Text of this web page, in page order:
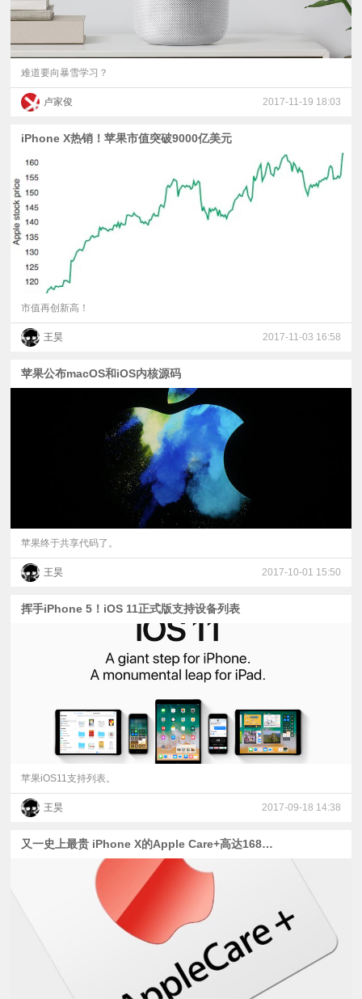
难道要向暴雪学习？
卢家俊 2017-11-19 18:03
iPhone X热销！苹果市值突破9000亿美元
市值再创新高！
王昊 2017-11-03 16:58
苹果公布macOS和iOS内核源码
苹果终于共享代码了。
王昊 2017-10-01 15:50
挥手iPhone 5！iOS 11正式版支持设备列表
苹果iOS11支持列表。
王昊 2017-09-18 14:38
又一史上最贵 iPhone X的Apple Care+高达1688元